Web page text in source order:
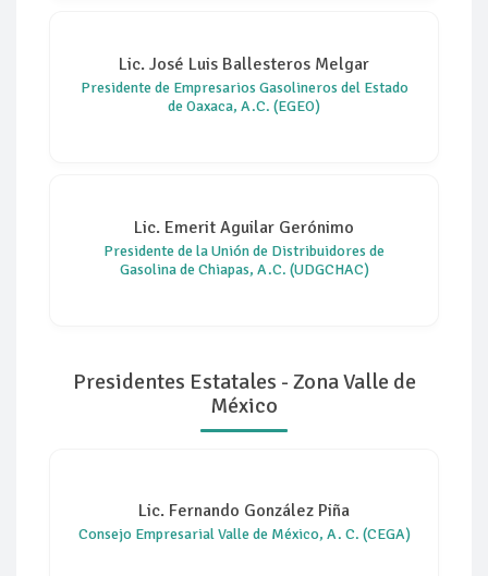
Lic. José Luis Ballesteros Melgar
Presidente de Empresarios Gasolineros del Estado
de Oaxaca, A.C. (EGEO)
Lic. Emerit Aguilar Gerónimo
Presidente de la Unión de Distribuidores de
Gasolina de Chiapas, A.C. (UDGCHAC)
Presidentes Estatales - Zona Valle de
México
Lic. Fernando González Piña
Consejo Empresarial Valle de México, A. C. (CEGA)